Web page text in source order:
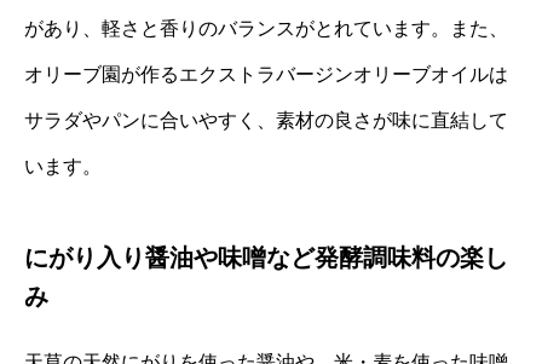
があり、軽さと香りのバランスがとれています。また、
オリーブ園が作るエクストラバージンオリーブオイルは
サラダやパンに合いやすく、素材の良さが味に直結して
います。
にがり入り醤油や味噌など発酵調味料の楽し
み